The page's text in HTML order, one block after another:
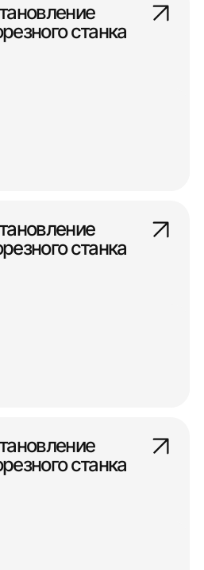
станка
станка
станка